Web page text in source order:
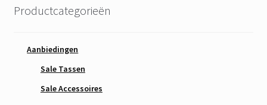
Productcategorieën
Aanbiedingen
Sale Tassen
Sale Accessoires